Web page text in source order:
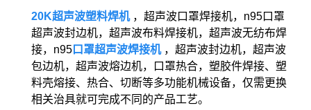
20K超声波塑料焊机，超声波口罩焊接机，n95口罩
超声波封边机，超声波布料焊接机，超声波无纺布焊
接，n95 口罩超声波焊接机，超声波封边机，超声波
包边机，超声波熔边机，口罩热合，塑胶件焊接、塑
料壳熔接、热合、切断等多功能机械设备，仅需更换
相关治具就可完成不同的产品工艺。